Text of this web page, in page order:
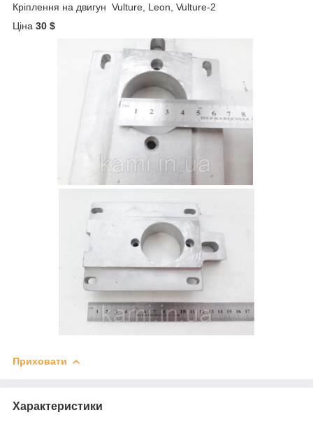
Кріплення на двигун Vulture, Leon, Vulture-2
Ціна 30 $
Приховати
Характеристики